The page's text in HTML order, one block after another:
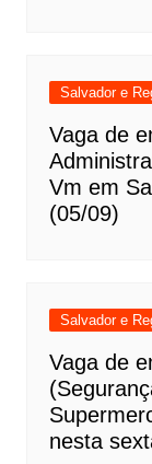
Salvador e
Vaga de
Vm em
(05/09)
Salvador e
Vaga de
nesta